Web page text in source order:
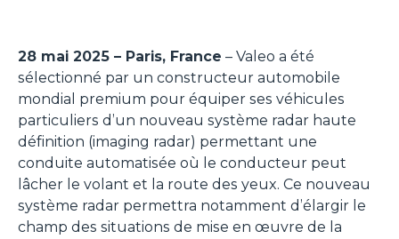
28 mai 2025 – Paris, France – Valeo a été
sélectionné par un constructeur automobile
mondial premium pour équiper ses véhicules
particuliers d’un nouveau système radar haute
définition (imaging radar) permettant une
conduite automatisée où le conducteur peut
lâcher le volant et la route des yeux. Ce nouveau
système radar permettra notamment d’élargir le
champ des situations de mise en œuvre de la